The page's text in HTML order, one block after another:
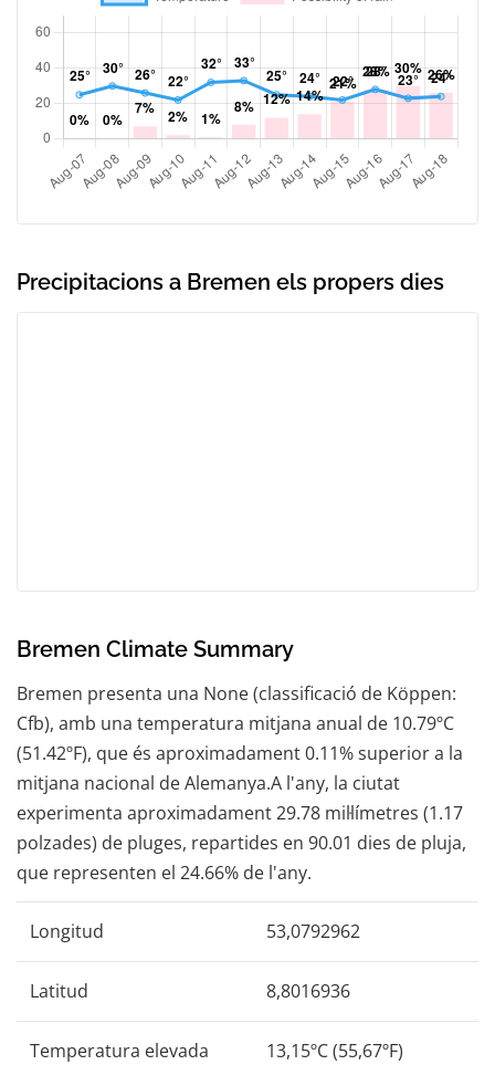
Precipitacions a Bremen els propers dies
Bremen Climate Summary
Bremen presenta una None (classificació de Köppen:
Cfb), amb una temperatura mitjana anual de 10.79ºC
(51.42ºF), que és aproximadament 0.11% superior a la
mitjana nacional de Alemanya.A l'any, la ciutat
experimenta aproximadament 29.78 mil·límetres (1.17
polzades) de pluges, repartides en 90.01 dies de pluja,
que representen el 24.66% de l'any.
Longitud 53,0792962
Latitud 8,8016936
Temperatura elevada
13,15ºC (55,67ºF)